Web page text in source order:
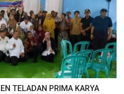
TELADAN PRIMA KARYA